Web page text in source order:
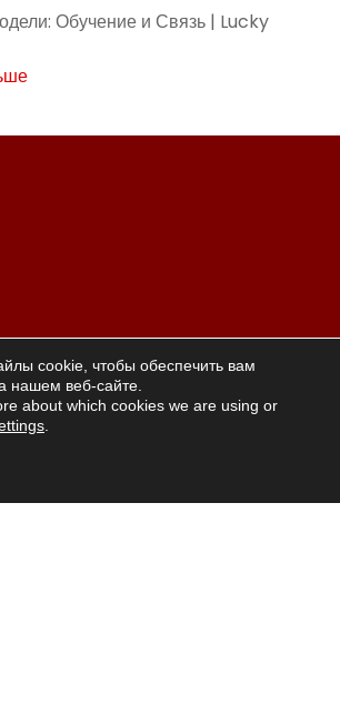
Обучение и Связь | Lucky
ощущение жизни, которое приводит к
cookie, чтобы обеспечить вам
нашем веб-сайте.
about which cookies we are using or